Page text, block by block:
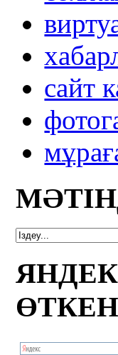
сайт
ӨТКЕН